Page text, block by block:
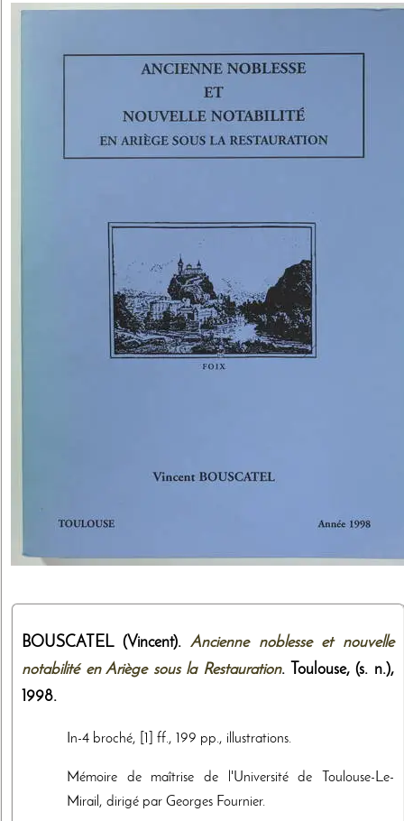
BOUSCATEL (Vincent).Ancienne noblesse et nouvelle
notabilité en Ariège sous la Restauration. Toulouse,(s. n.),
1998.
In-4 broché, [1] ff., 199 pp., illustrations.
Mémoire de maîtrise de l'Université de Toulouse-Le-
Mirail, dirigé par Georges Fournier.